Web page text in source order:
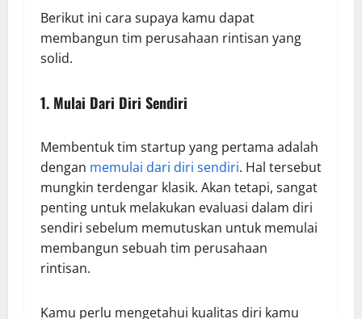
Berikut ini cara supaya kamu dapat
membangun tim perusahaan rintisan yang
solid.
1. Mulai Dari Diri Sendiri
Membentuk tim startup yang pertama adalah
dengan memulai dari diri sendiri. Hal tersebut
mungkin terdengar klasik. Akan tetapi, sangat
penting untuk melakukan evaluasi dalam diri
sendiri sebelum memutuskan untuk memulai
membangun sebuah tim perusahaan
rintisan.
Kamu perlu mengetahui kualitas diri kamu